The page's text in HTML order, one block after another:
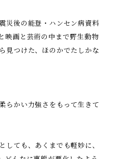
災後の能登・ハンセン病資料
画と芸術の中まで――野生動物
見つけた、ほのかでたしかな
らかい力強さをもって生きて
しても、あくまでも軽妙に、